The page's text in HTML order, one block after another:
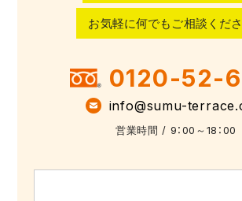
お気軽に何でもご相談くださ
0120-52-
info@sumu-
営業時間 / 9：00～18：00